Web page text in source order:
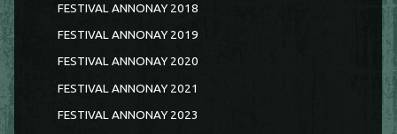
FESTIVAL ANNONAY 2018
FESTIVAL ANNONAY 2019
FESTIVAL ANNONAY 2020
FESTIVAL ANNONAY 2021
FESTIVAL ANNONAY 2023